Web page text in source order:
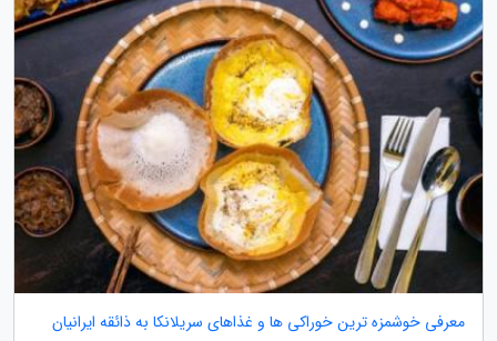
معرفی خوشمزه ترین خوراکی ها و غذاهای سریلانکا به ذائقه ایرانیان